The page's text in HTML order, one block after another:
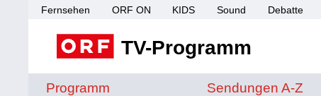
Fernsehen ORF ON KIDS Sound Debatte
TV-Programm
Programm Sendungen von A
Sendungen A-Z